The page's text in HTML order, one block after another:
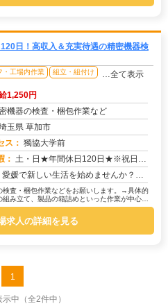
日！高収入＆充実待遇の精密機器検
・工場内作業 組立・組付け …全て表示
1,250円
機器の検査・梱包作業など
玉県 草加市
ス： 獨協大学前
： 土・日★年間休日120日★※祝日のある週はその週の土曜が通常出勤日になる可能性あり。 ※会社カレンダーによる
愛媛で新しい生活を始めませんか？→ 初期費用0円、寮費0円、家具家電付きの個室寮をご用意！引っ越しサポートや送迎も...
検査・梱包作業などをお願いします。→具体的
み立て、製品の箱詰めといった作業が中心で
求人の詳細を見る
1
示中 （全2件中）